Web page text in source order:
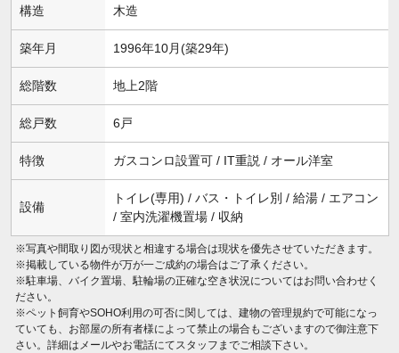
構造 木造
築年月 1996年10月(築29年)
総階数 地上2階
総戸数 6戸
特徴 ガスコンロ設置可 / IT重説 / オール洋室
設備
トイレ(専用) / バス・トイレ別 / 給湯 / エアコン
/ 室内洗濯機置場 / 収納
※写真や間取り図が現状と相違する場合は現状を優先させていただきます。
※掲載している物件が万が一ご成約の場合はご了承ください。
※駐車場、バイク置場、駐輪場の正確な空き状況についてはお問い合わせく
ださい。
※ペット飼育やSOHO利用の可否に関しては、建物の管理規約で可能になっ
ていても、お部屋の所有者様によって禁止の場合もございますので御注意下
さい。詳細はメールやお電話にてスタッフまでご相談下さい。